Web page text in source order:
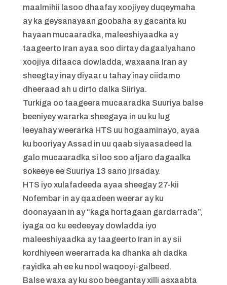
maalmihii lasoo dhaafay xoojiyey duqeymaha
ay ka geysanayaan goobaha ay gacanta ku
hayaan mucaaradka, maleeshiyaadka ay
taageerto Iran ayaa soo dirtay dagaalyahano
xoojiya difaaca dowladda, waxaana Iran ay
sheegtay inay diyaar u tahay inay ciidamo
dheeraad ah u dirto dalka Siiriya.
Turkiga oo taageera mucaaradka Suuriya balse
beeniyey wararka sheegaya in uu ku lug
leeyahay weerarka HTS uu hogaaminayo, ayaa
ku booriyay Assad in uu qaab siyaasadeed la
galo mucaaradka si loo soo afjaro dagaalka
sokeeye ee Suuriya 13 sano jirsaday.
HTS iyo xulafadeeda ayaa sheegay 27-kii
Nofembar in ay qaadeen weerar ay ku
doonayaan in ay “kaga hortagaan gardarrada”,
iyaga oo ku eedeeyay dowladda iyo
maleeshiyaadka ay taageerto Iran in ay sii
kordhiyeen weerarrada ka dhanka ah dadka
rayidka ah ee ku nool waqooyi-galbeed.
Balse waxa ay ku soo beegantay xilli asxaabta